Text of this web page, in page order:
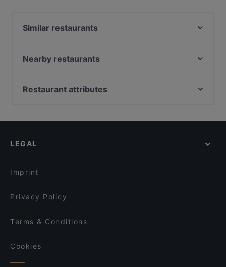
Similar restaurants
Antica Trattoria Poste Vecie
Trattoria Storica
Trattoria Rialto Novo
Nearby restaurants
Ostaria Boccadoro
Ristorante Cuore Veneziano
Trattoria Pizzeria da Mamo
Restaurant attributes
Dog-friendly Restaurants in Venice
LEGAL
Imprint
Privacy Policy
Terms & Conditions
Cookies